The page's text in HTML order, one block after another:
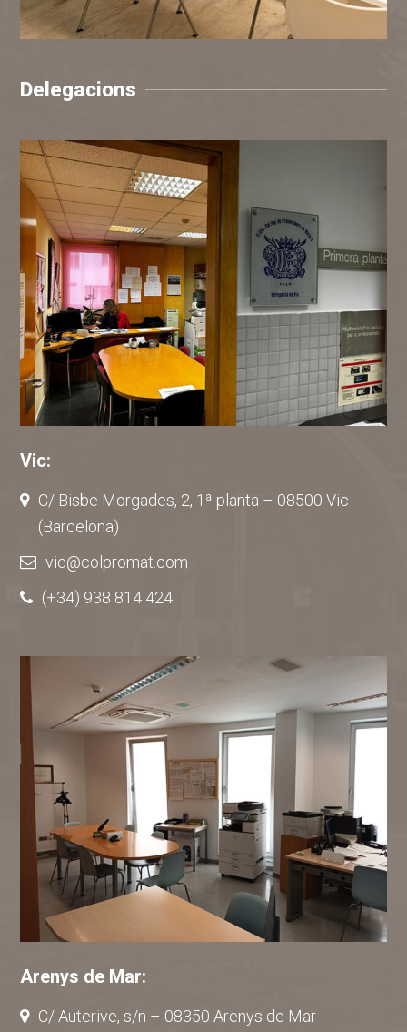
Delegacions
Vic:
C/ Bisbe Morgades, 2, 1ª planta – 08500 Vic
(Barcelona)
vic@colpromat.com
(+34) 938 814 424
Arenys de Mar:
C/ Auterive, s/n – 08350 Arenys de Mar